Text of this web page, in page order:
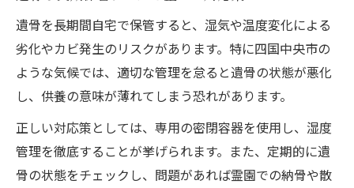
遺骨を長期間自宅で保管すると、湿気や温度変化による
劣化やカビ発生のリスクがあります。特に四国中央市の
ような気候では、適切な管理を怠ると遺骨の状態が悪化
し、供養の意味が薄れてしまう恐れがあります。
正しい対応策としては、専用の密閉容器を使用し、湿度
管理を徹底することが挙げられます。また、定期的に遺
骨の状態をチェックし、問題があれば霊園での納骨や散